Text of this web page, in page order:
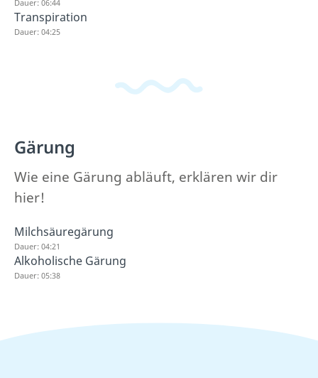
Dauer: 06:44
Transpiration
Dauer: 04:25
Gärung
Wie eine Gärung abläuft, erklären wir dir
hier!
Milchsäuregärung
Dauer: 04:21
Alkoholische Gärung
Dauer: 05:38